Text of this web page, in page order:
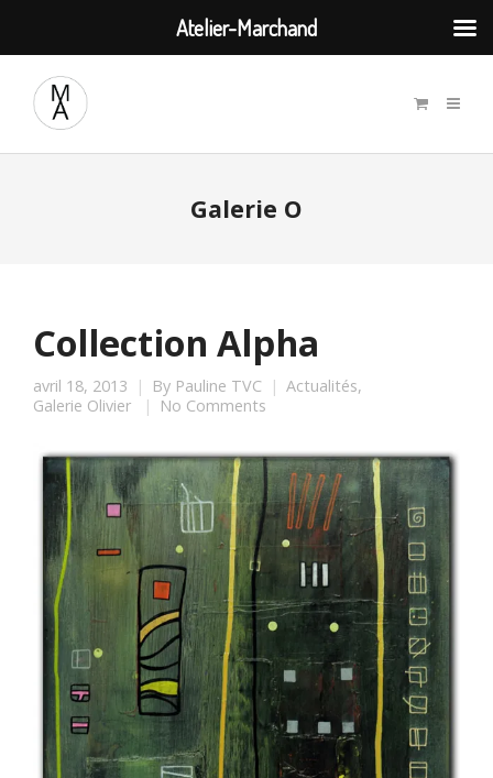
Galerie O
Collection Alpha
avril 18, 2013 By Pauline TVC Actualités,
Galerie Olivier
No Comments
Atelier-Marchand